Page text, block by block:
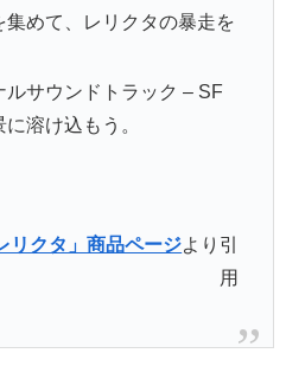
めて、レリクタの暴走を
サウンドトラック – SF
溶け込もう。
リクタ」商品ページより引
用